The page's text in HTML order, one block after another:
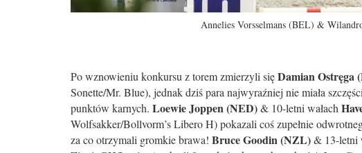
Annelies Vorsselmans (BEL) &
Po wznowieniu konkursu z torem zmierzyli sięDamian Ostręga
Sonette/Mr. Blue), jednak dziś para najwyraźniej nie miała
punktów karnych. Loewie Joppen (NED)& 10-letni wałach
Wolfsakker/Bollvorm’s Libero H) pokazali coś zupełnie
za co otrzymali gromkie brawa! Bruce Goodin (NZL)& 13-letni